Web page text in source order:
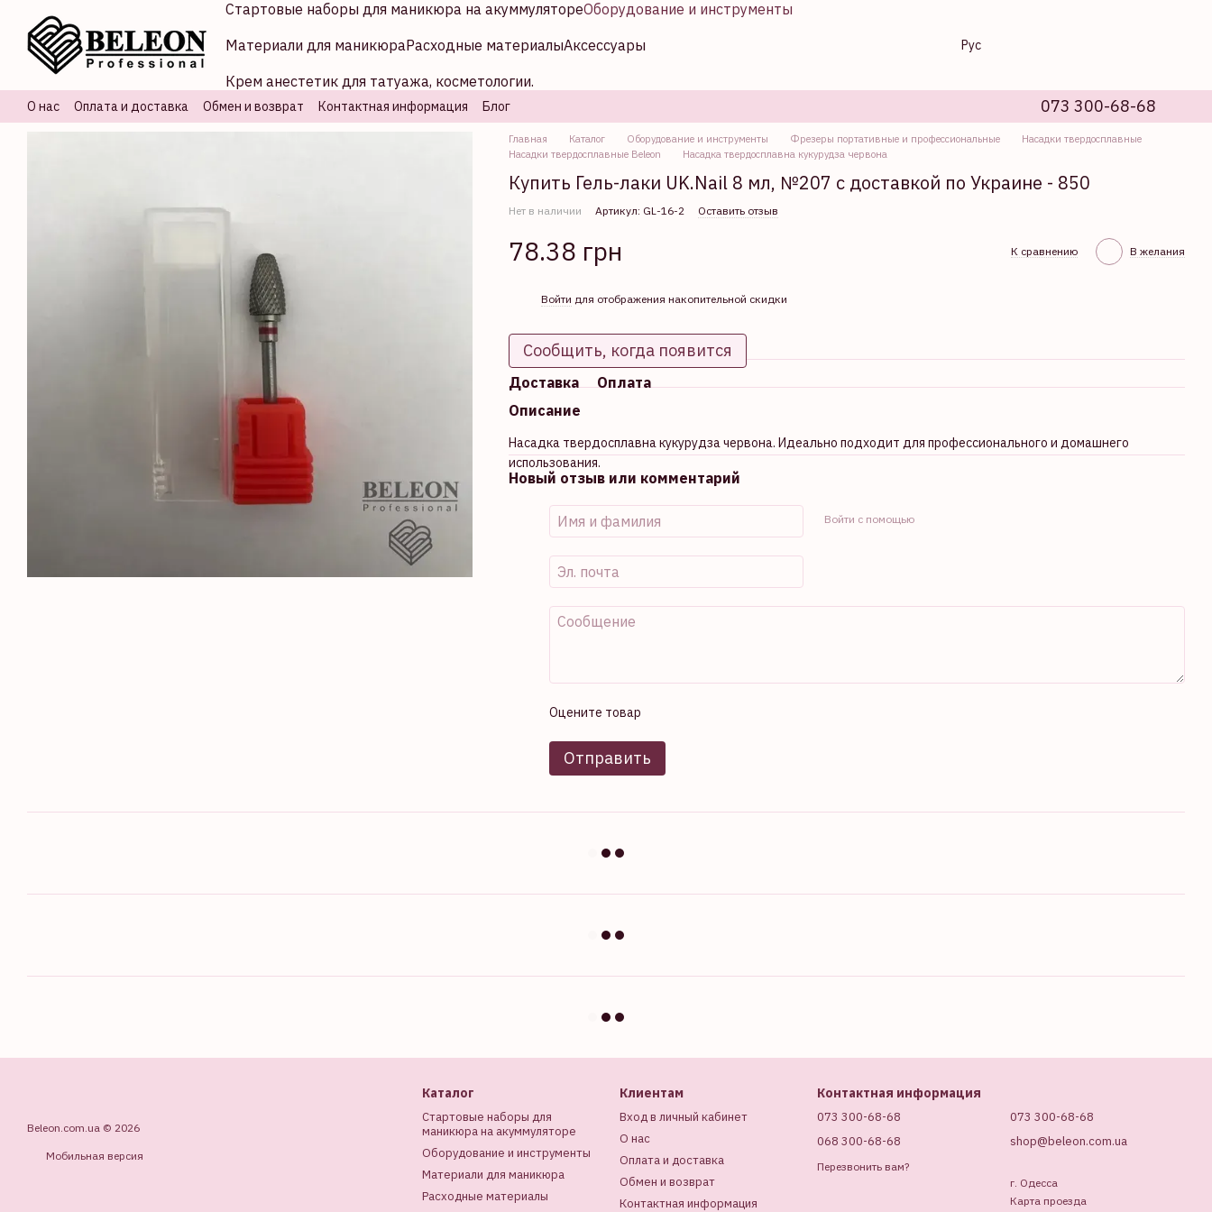
Перейти к основному контенту Стартовые наборы для маникюра на акуммулятореОборудование и инструменты
Материали для маникюраРасходные материалыАксессуары
Крем анестетик для татуажа, косметологии.
Рус
О нас Оплата и доставка Обмен и возврат Контактная информация Блог 073 300-68-68
Главная Каталог Оборудование и инструменты Фрезеры портативные и профессиональные
Насадки твердосплавные
Насадки твердосплавные Beleon
Насадка твердосплавна кукурудза червона
Купить Гель-лаки UK.Nail 8 мл, №207 с доставкой по Украине - 850
Нет в наличии Артикул: GL-16-2 Оставить отзыв
78.38 грн К сравнению В желания
Войти для отображения накопительной скидки
Сообщить, когда появится
Доставка
Оплата
Описание
Насадка твердосплавна кукурудза червона. Идеально подходит для профессионального и домашнего
использования.
Новый отзыв или комментарий
Войти с помощью
Оцените товар
Отправить
Beleon.com.ua © 2026
Мобильная версия
Каталог
Стартовые наборы для
маникюра на акуммуляторе
Оборудование и инструменты
Материали для маникюра
Расходные материалы
Клиентам
Вход в личный кабинет
О нас
Оплата и доставка
Обмен и возврат
Контактная информация
Контактная информация
073 300-68-68
068 300-68-68
Перезвонить вам?
073 300-68-68
shop@beleon.com.ua
г. Одесса
Карта проезда